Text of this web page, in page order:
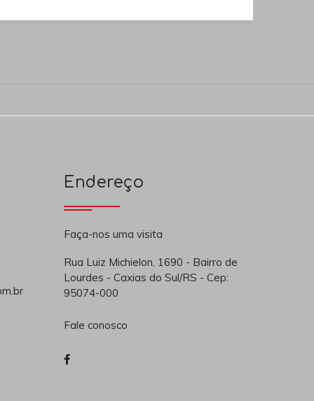
Endereço
Faça-nos uma visita
Rua Luiz Michielon, 1690 - Bairro de
Lourdes - Caxias do Sul/RS - Cep:
95074-000
Fale conosco